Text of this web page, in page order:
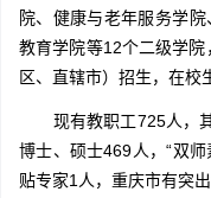
院、健康与老年服务学
教育学院等12个二级学
区、直辖市）招生，在校
现有教职工725人，
博士、硕士469人，“双
贴专家1人，重庆市有突